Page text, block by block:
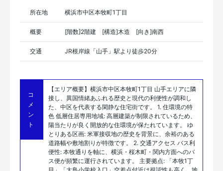
所在地 横浜市中区本牧町1丁目
概要 [階数]2階建 [構造]木造 [向き]南西
交通 JR根岸線「山手」駅より徒歩20分
コ
メ
ン
ト
【エリア概要】横浜市中区本牧町1丁目 山手エリアに隣
接し、異国情緒あふれる歴史と現代の利便性が調和し
た、中区を代表する閑静な住宅街です。 1. 住環境の特
色 低層住居専用地域: 高層建築が制限されているため、
陽当たりが良く開放的な住環境が保たれています。 ゆ
とりある区画: 米軍接収地の歴史を背景に、余裕のある
道路幅や敷地割りが特徴です。 2. 交通アクセス バス利
便性: 本牧通りを軸に、横浜・桜木町・関内方面へのバ
ス便が頻繁に運行されています。 主要拠点: 「本牧1丁